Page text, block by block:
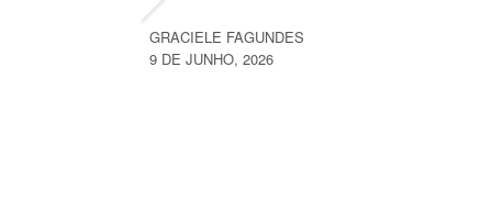
GRACIELE FAGUNDES
9 DE JUNHO, 2026